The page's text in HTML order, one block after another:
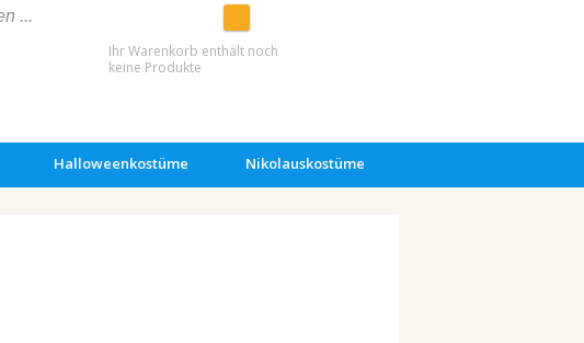
Ihr Warenkorb enthält noch
keine Produkte
Halloweenkostüme Nikolauskostüme